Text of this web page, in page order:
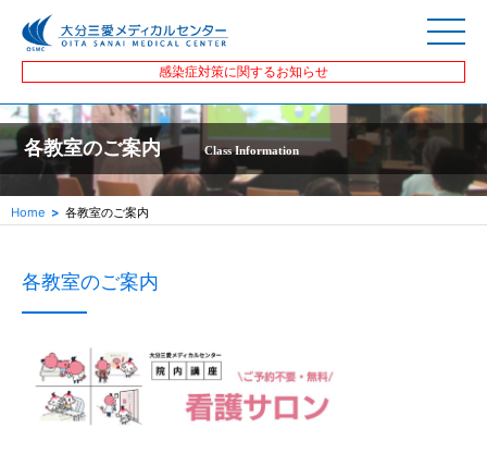
感染症対策に関するお知らせ
各教室のご案内 Class Information
Home 各教室のご案内
各教室のご案内